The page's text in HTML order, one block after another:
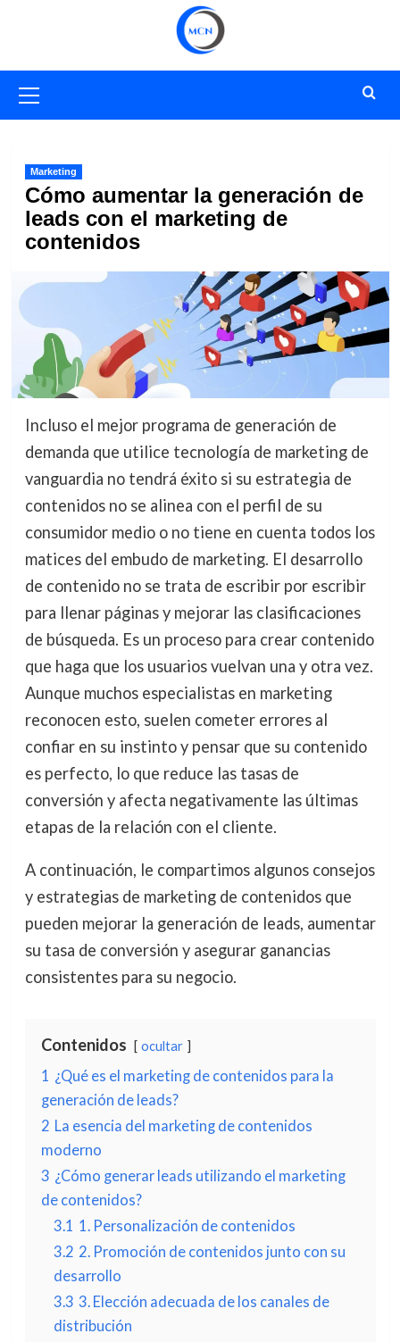
primario
Marketing
Cómo aumentar la generación de
leads con el marketing de
contenidos
Incluso el mejor programa de generación de
demanda que utilice tecnología de marketing de
vanguardia no tendrá éxito si su estrategia de
contenidos no se alinea con el perfil de su
consumidor medio o no tiene en cuenta todos los
matices del embudo de marketing. El desarrollo
de contenido no se trata de escribir por escribir
para llenar páginas y mejorar las clasificaciones
de búsqueda. Es un proceso para crear contenido
que haga que los usuarios vuelvan una y otra vez.
Aunque muchos especialistas en marketing
reconocen esto, suelen cometer errores al
confiar en su instinto y pensar que su contenido
es perfecto, lo que reduce las tasas de
conversión y afecta negativamente las últimas
etapas de la relación con el cliente.
A continuación, le compartimos algunos consejos
y estrategias de marketing de contenidos que
pueden mejorar la generación de leads, aumentar
su tasa de conversión y asegurar ganancias
consistentes para su negocio.
Contenidos ocultar
1 ¿Qué es el marketing de contenidos para la
generación de leads?
2 La esencia del marketing de contenidos
moderno
3 ¿Cómo generar leads utilizando el marketing
de contenidos?
3.1 1. Personalización de contenidos
3.2 2. Promoción de contenidos junto con su
desarrollo
3.3 3. Elección adecuada de los canales de
distribución